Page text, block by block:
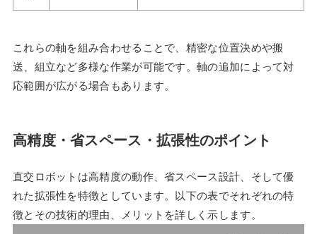
これらの軸を組み合わせることで、精密な位置決めや搬
送、組立など多様な作業が可能です。軸の追加によって対
応範囲が広がる場合もあります。
高精度・省スペース・拡張性のポイント
直交ロボットは高精度の動作、省スペース設計、そして優
れた拡張性を特徴としています。以下の表でそれぞれの特
徴とその技術的理由、メリットを詳しく示します。